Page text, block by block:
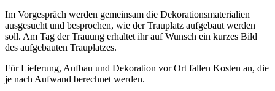
Im Vorgespräch werden gemeinsam die Dekorationsmaterialien
ausgesucht und besprochen, wie der Trauplatz aufgebaut werden
soll. Am Tag der Trauung erhaltet ihr auf Wunsch ein kurzes Bild
des aufgebauten Trauplatzes.
Für Lieferung, Aufbau und Dekoration vor Ort fallen Kosten an, die
je nach Aufwand berechnet werden.